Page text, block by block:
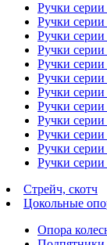
Ручки
Ручки
Ручки
Ручки
Ручки
Ручки
Ручки
Ручки
Ручки
Ручки
Ручки серии
Ручки
Стрейч, скотч
Цокольные
Опора